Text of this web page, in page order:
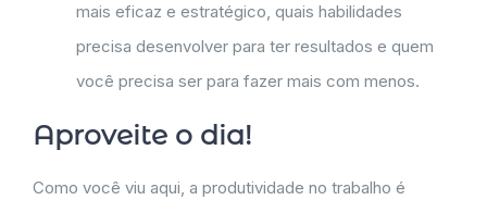
mais eficaz e estratégico, quais habilidades
precisa desenvolver para ter resultados e quem
você precisa ser para fazer mais com menos.
Aproveite o dia!
Como você viu aqui, a produtividade no trabalho é